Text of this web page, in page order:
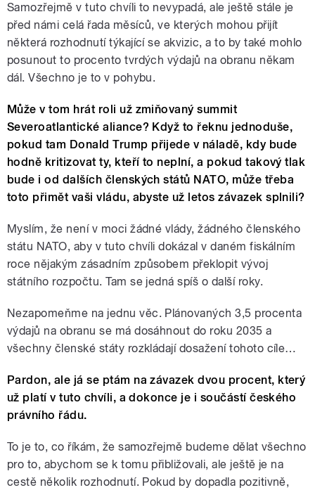
Samozřejmě v tuto chvíli to nevypadá, ale ještě stále je
před námi celá řada měsíců, ve kterých mohou přijít
některá rozhodnutí týkající se akvizic, a to by také mohlo
posunout to procento tvrdých výdajů na obranu někam
dál. Všechno je to v pohybu.
Může v tom hrát roli už zmiňovaný summit
Severoatlantické aliance? Když to řeknu jednoduše,
pokud tam Donald Trump přijede v náladě, kdy bude
hodně kritizovat ty, kteří to neplní, a pokud takový tlak
bude i od dalších členských států NATO, může třeba
toto přimět vaši vládu, abyste už letos závazek splnili?
Myslím, že není v moci žádné vlády, žádného členského
státu NATO, aby v tuto chvíli dokázal v daném fiskálním
roce nějakým zásadním způsobem překlopit vývoj
státního rozpočtu. Tam se jedná spíš o další roky.
Nezapomeňme na jednu věc. Plánovaných 3,5 procenta
výdajů na obranu se má dosáhnout do roku 2035 a
všechny členské státy rozkládají dosažení tohoto cíle…
Pardon, ale já se ptám na závazek dvou procent, který
už platí v tuto chvíli, a dokonce je i součástí českého
právního řádu.
To je to, co říkám, že samozřejmě budeme dělat všechno
pro to, abychom se k tomu přibližovali, ale ještě je na
cestě několik rozhodnutí. Pokud by dopadla pozitivně,